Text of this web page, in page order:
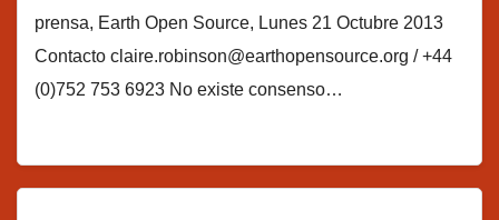
prensa, Earth Open Source, Lunes 21 Octubre 2013
Contacto claire.robinson@earthopensource.org / +44
(0)752 753 6923 No existe consenso…